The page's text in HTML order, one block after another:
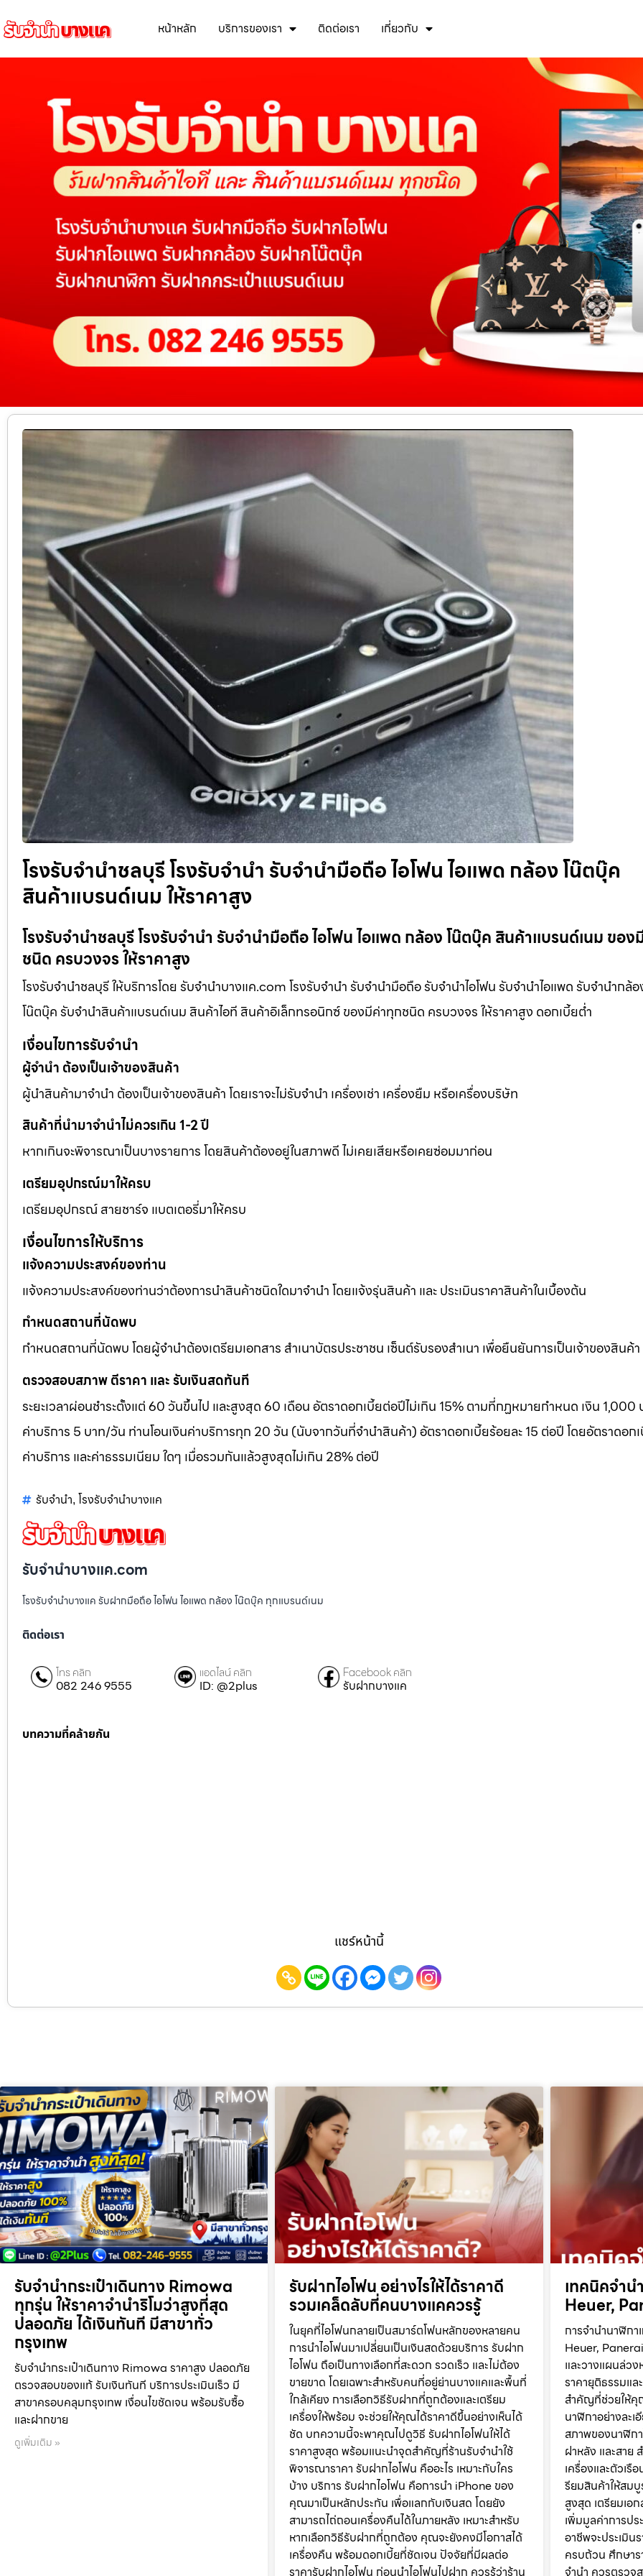
หน้าหลัก บริการของเรา ติดต่อเรา เกี่ยวกับ
โรงรับจำนำชลบุรี โรงรับจำนำ รับจำนำมือถือ ไอโฟน ไอแพด กล้อง โน๊ตบุ๊ค
สินค้าแบรนด์เนม ให้ราคาสูง
โรงรับจำนำชลบุรี โรงรับจำนำ รับจำนำมือถือ ไอโฟน ไอแพด กล้อง โน๊ตบุ๊ค สินค้าแบรนด์เนม ขอ
ชนิด ครบวงจร ให้ราคาสูง
โรงรับจำนำชลบุรี ให้บริการโดย รับจํานําบางแค.com โรงรับจำนำ รับจำนำมือถือ รับจำนำไอโฟน รับจำนำไอแพด รับจำนำกล้
โน๊ตบุ๊ค รับจำนำสินค้าแบรนด์เนม สินค้าไอที สินค้าอิเล็กทรอนิกซ์ ของมีค่าทุกชนิด ครบวงจร ให้ราคาสูง ดอกเบี้ยต่ำ
เงื่อนไขการรับจำนำ
ผู้จำนำ ต้องเป็นเจ้าของสินค้า
ผู้นำสินค้ามาจำนำ ต้องเป็นเจ้าของสินค้า โดยเราจะไม่รับจำนำ เครื่องเช่า เครื่องยืม หรือเครื่องบริษัท
สินค้าที่นำมาจำนำไม่ควรเกิน 1-2 ปี
หากเกินจะพิจารณาเป็นบางรายการ โดยสินค้าต้องอยู่ในสภาพดี ไม่เคยเสียหรือเคยซ่อมมาก่อน
เตรียมอุปกรณ์มาให้ครบ
เตรียมอุปกรณ์ สายชาร์จ แบตเตอรี่มาให้ครบ
เงื่อนไขการให้บริการ
แจ้งความประสงค์ของท่าน
แจ้งความประสงค์ของท่านว่าต้องการนำสินค้าชนิดใดมาจำนำ โดยแจ้งรุ่นสินค้า และ ประเมินราคาสินค้าในเบื้องต้น
กำหนดสถานที่นัดพบ
กำหนดสถานที่นัดพบ โดยผู้จำนำต้องเตรียมเอกสาร สำเนาบัตรประชาชน เซ็นต์รับรองสำเนา เพื่อยืนยันการเป็นเจ้าของสินค้า
ตรวจสอบสภาพ ตีราคา และ รับเงินสดทันที
ระยะเวลาผ่อนชำระตั้งแต่ 60 วันขึ้นไป และสูงสุด 60 เดือน อัตราดอกเบี้ยต่อปีไม่เกิน 15% ตามที่กฏหมายกำหนด เงิน 1,000
ค่าบริการ 5 บาท/วัน ท่านโอนเงินค่าบริการทุก 20 วัน (นับจากวันที่จำนำสินค้า) อัตราดอกเบี้ยร้อยละ 15 ต่อปี โดยอัตราดอก
ค่าบริการ และค่าธรรมเนียม ใดๆ เมื่อรวมกันแล้วสูงสุดไม่เกิน 28% ต่อปี
รับจำนำ, โรงรับจำนำบางแค
รับจํานําบางแค.com
โรงรับจำนำบางแค รับฝากมือถือ ไอโฟน ไอแพด กล้อง โน๊ตบุ๊ค ทุกแบรนด์เนม
ติดต่อเรา
โทร คลิก
082 246 9555
แอดไลน์ คลิก
ID: @2plus
Facebook คลิก
รับฝากบางแค
บทความที่คล้ายกัน
แชร์หน้านี้
รับจำนำกระเป๋าเดินทาง Rimowa
ทุกรุ่น ให้ราคาจำนำริโมว่าสูงที่สุด
ปลอดภัย ได้เงินทันที มีสาขาทั่ว
กรุงเทพ
รับจำนำกระเป๋าเดินทาง Rimowa ราคาสูง ปลอดภัย
ตรวจสอบของแท้ รับเงินทันที บริการประเมินเร็ว มี
สาขาครอบคลุมกรุงเทพ เงื่อนไขชัดเจน พร้อมรับซื้อ
และฝากขาย
ดูเพิ่มเติม »
รับฝากไอโฟน อย่างไรให้ได้ราคาดี
รวมเคล็ดลับที่คนบางแคควรรู้
ในยุคที่ไอโฟนกลายเป็นสมาร์ตโฟนหลักของหลายคน
การนำไอโฟนมาเปลี่ยนเป็นเงินสดด้วยบริการ รับฝาก
ไอโฟน ถือเป็นทางเลือกที่สะดวก รวดเร็ว และไม่ต้อง
ขายขาด โดยเฉพาะสำหรับคนที่อยู่ย่านบางแคและพื้นที่
ใกล้เคียง การเลือกวิธีรับฝากที่ถูกต้องและเตรียม
เครื่องให้พร้อม จะช่วยให้คุณได้ราคาดีขึ้นอย่างเห็นได้
ชัด บทความนี้จะพาคุณไปดูวิธี รับฝากไอโฟนให้ได้
ราคาสูงสุด พร้อมแนะนำจุดสำคัญที่ร้านรับจำนำใช้
พิจารณาราคา รับฝากไอโฟน คืออะไร เหมาะกับใคร
บ้าง บริการ รับฝากไอโฟน คือการนำ iPhone ของ
คุณมาเป็นหลักประกัน เพื่อแลกกับเงินสด โดยยัง
สามารถไถ่ถอนเครื่องคืนได้ในภายหลัง เหมาะสำหรับ
หากเลือกวิธีรับฝากที่ถูกต้อง คุณจะยังคงมีโอกาสได้
เครื่องคืน พร้อมดอกเบี้ยที่ชัดเจน ปัจจัยที่มีผลต่อ
ราคารับฝากไอโฟน ก่อนนำไอโฟนไปฝาก ควรรู้ว่าร้าน
เทคนิคจำ
Heuer,
การจำนำนาฬิก
Heuer,
และวางแผนล่ว
ราคายุติธรรมแ
สำคัญที่ช่วยให้คุ
นาฬิกาอย่างละ
สภาพของนาฬิก
ฝาหลัง และสาย
เครื่องและตัวเรื
รียมสินค้าให้สม
สูงสุด เตรียมเอ
เพิ่มมูลค่าการป
อาชีพจะประเมิน
ครบถ้วน ศึกษา
จำนำ ควรตรวจ